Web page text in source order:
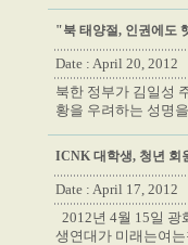
"북 태양절, 인권에도
Date : April 20, 2012
북한 정부가 김일성
황을 우려하는 성명
ICNK 대학생, 청년 회
Date : April 17, 2012
2012년 4월 15일
생연대가 미래는여